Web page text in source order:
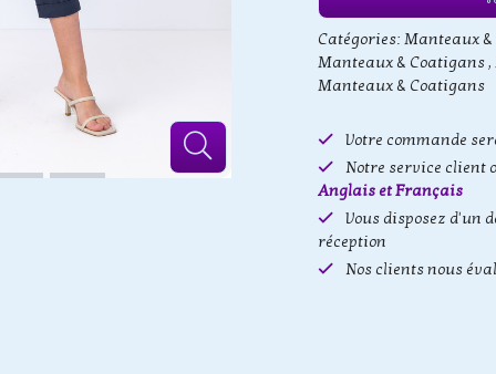
Catégories: Manteaux
Manteaux & Coatigans,
Manteaux & Coatigans
Votre commande
Notre service client
Anglais et Français
Vous disposez d'un
réception
Nos clients nous